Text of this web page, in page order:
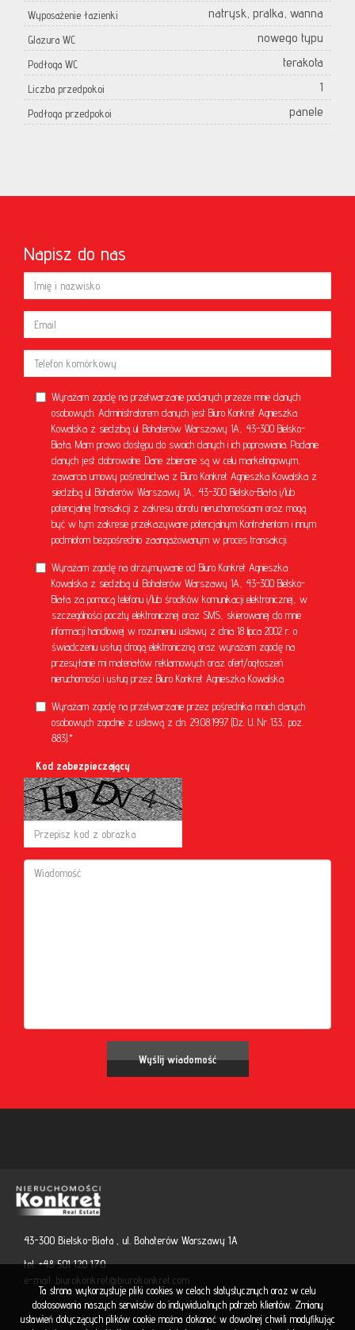
Wyposażenie łazienki natrysk, pralka, wanna
Glazura WC nowego typu
Podłoga WC terakota
Liczba przedpokoi 1
Podłoga przedpokoi panele
Napisz do nas
Wyrażam zgodę na przetwarzanie podanych przeze mnie danych
osobowych. Administratorem danych jest Biuro Konkret Agnieszka
Kowalska z siedzibą ul. Bohaterów Warszawy 1A, 43-300 Bielsko-
Biała. Mam prawo dostępu do swoich danych i ich poprawiania. Podanie
danych jest dobrowolne. Dane zbierane są w celu marketingowym,
zawarcia umowy pośrednictwa z Biuro Konkret Agnieszka Kowalska z
siedzibą ul. Bohaterów Warszawy 1A, 43-300 Bielsko-Biała i/lub
potencjalnej transakcji z zakresu obrotu nieruchomościami oraz mogą
być w tym zakresie przekazywane potencjalnym Kontrahentom i innym
podmiotom bezpośrednio zaangażowanym w proces transakcji.
Wyrażam zgodę na otrzymywanie od Biuro Konkret Agnieszka
Kowalska z siedzibą ul. Bohaterów Warszawy 1A, 43-300 Bielsko-
Biała za pomocą telefonu i/lub środków komunikacji elektronicznej, w
szczególności poczty elektronicznej oraz SMS, skierowanej do mnie
informacji handlowej w rozumieniu ustawy z dnia 18 lipca 2002 r. o
świadczeniu usług drogą elektroniczną oraz wyrażam zgodę na
przesyłanie mi materiałów reklamowych oraz ofert/ogłoszeń
nieruchomości i usług przez Biuro Konkret Agnieszka Kowalska
Wyrażam zgodę na przetwarzanie przez pośrednika moich danych
osobowych zgodnie z ustawą z dn. 29.08.1997 (Dz. U. Nr 133, poz.
883).*
Kod zabezpieczający
43-300 Bielsko-Biała , ul. Bohaterów Warszawy 1A
tel. +48 501 120 170
e-mail: biurokonkret@biurokonkret.com
Ta strona wykorzystuje pliki cookies w celach statystycznych oraz w celu
dostosowania naszych serwisów do indywidualnych potrzeb klientów. Zmiany
ustawień dotyczących plików cookie można dokonać w dowolnej chwili modyfikując